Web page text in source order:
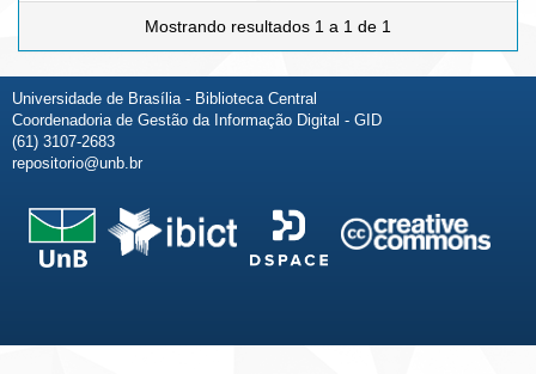
Mostrando resultados 1 a 1 de 1
Universidade de Brasília - Biblioteca Central
Coordenadoria de Gestão da Informação Digital - GID
(61) 3107-2683
repositorio@unb.br